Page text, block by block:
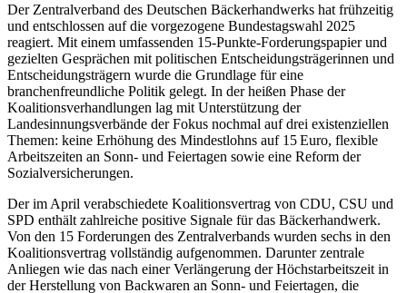
Der Zentralverband des Deutschen Bäckerhandwerks hat frühzeitig
und entschlossen auf die vorgezogene Bundestagswahl 2025
reagiert. Mit einem umfassenden 15-Punkte-Forderungspapier und
gezielten Gesprächen mit politischen Entscheidungsträgerinnen und
Entscheidungsträgern wurde die Grundlage für eine
branchenfreundliche Politik gelegt. In der heißen Phase der
Koalitionsverhandlungen lag mit Unterstützung der
Landesinnungsverbände der Fokus nochmal auf drei existenziellen
Themen: keine Erhöhung des Mindestlohns auf 15 Euro, flexible
Arbeitszeiten an Sonn- und Feiertagen sowie eine Reform der
Sozialversicherungen.
Der im April verabschiedete Koalitionsvertrag von CDU, CSU und
SPD enthält zahlreiche positive Signale für das Bäckerhandwerk.
Von den 15 Forderungen des Zentralverbands wurden sechs in den
Koalitionsvertrag vollständig aufgenommen. Darunter zentrale
Anliegen wie das nach einer Verlängerung der Höchstarbeitszeit in
der Herstellung von Backwaren an Sonn- und Feiertagen, die